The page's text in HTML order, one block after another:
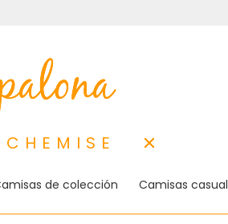
de colección Camisas casual